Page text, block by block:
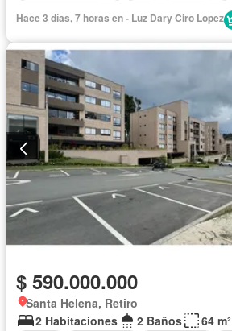
Hace 3 días, 7 horas en - Luz Dary Ciro Lopez
$ 590.000.000
Santa Helena, Retiro
2 Habitaciones
2 Baños
64 m²